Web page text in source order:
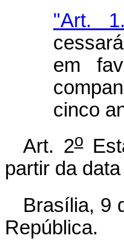
"Art.
em
cinco
Art. 2o
partir da
Brasília, 9
República.